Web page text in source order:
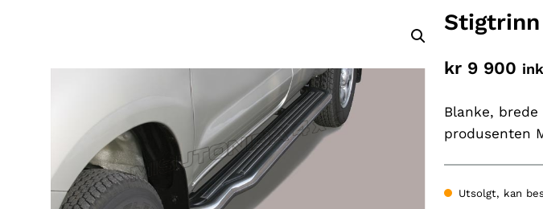
Stigtrinn
kr 9 900
Blanke,
produsenten
Utsolgt, kan